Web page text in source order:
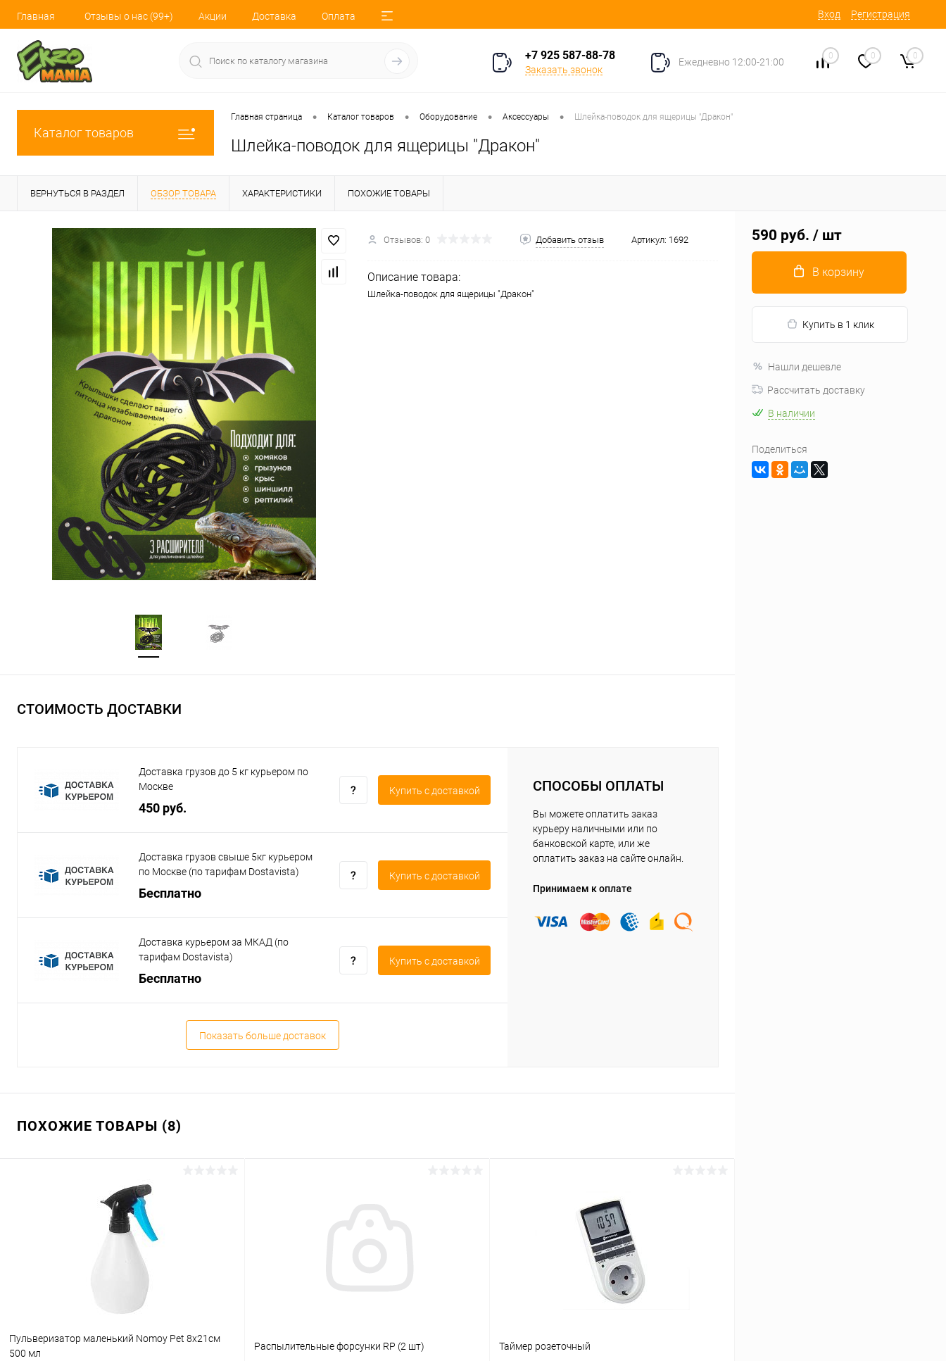
Главная Отзывы о нас (99+) Акции Доставка Оплата Вход Регистрация
+7 925 587-88-78
Заказать звонок
Ежедневно 12:00-21:00
0 0 0
Каталог товаров
Главная страница • Каталог товаров • Оборудование • Аксессуары • Шлейка-поводок для ящерицы "Дракон"
Шлейка-поводок для ящерицы "Дракон"
ВЕРНУТЬСЯ В РАЗДЕЛ ОБЗОР ТОВАРА ХАРАКТЕРИСТИКИ ПОХОЖИЕ ТОВАРЫ
Отзывов: 0 Добавить отзыв Артикул: 1692
Описание товара:
Шлейка-поводок для ящерицы "Дракон"
СТОИМОСТЬ ДОСТАВКИ
Доставка грузов до 5 кг курьером по
Москве
450 руб.
Купить c доставкой
Доставка грузов свыше 5кг курьером
по Москве (по тарифам Dostavista)
Бесплатно
Купить c доставкой
Доставка курьером за МКАД (по
тарифам Dostavista)
Бесплатно
Купить c доставкой
Показать больше доставок
СПОСОБЫ ОПЛАТЫ
Вы можете оплатить заказ
курьеру наличными или по
банковской карте, или же
оплатить заказ на сайте онлайн.
Принимаем к оплате
ПОХОЖИЕ ТОВАРЫ (8)
Пульверизатор маленький Nomoy Pet 8х21см
500 мл
Распылительные форсунки RP (2 шт) Таймер розеточный
590 руб. / шт
В корзину
Купить в 1 клик
Нашли дешевле
Рассчитать доставку
В наличии
Поделиться